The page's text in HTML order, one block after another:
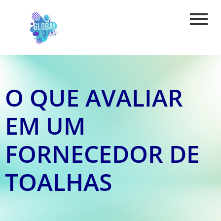
O QUE AVALIAR
EM UM
FORNECEDOR DE
TOALHAS